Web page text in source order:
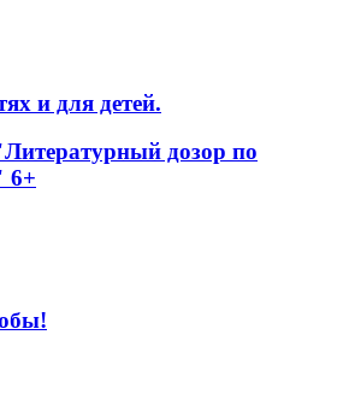
и для детей.
дозор по
6+